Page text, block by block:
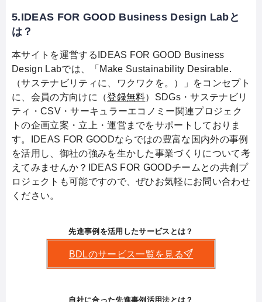
5.IDEAS FOR GOOD Business Design Labと
は？
本サイトを運営するIDEAS FOR GOOD Business
Design Labでは、「Make Sustainability Desirable.
（サステナビリティに、ワクワクを。）」をコンセプト
に、会員の方向けに（登録無料）SDGs・サステナビリ
ティ・CSV・サーキュラーエコノミー関連プロジェク
トの企画立案・立上・運営までをサポートしておりま
す。IDEAS FOR GOODならではの豊富な国内外の事例
を活用し、御社の強みを生かした事業づくりについて考
えてみませんか？IDEAS FOR GOODチームとの共創プ
ロジェクトも可能ですので、ぜひお気軽にお問い合わせ
ください。
先進事例を活用したサービスとは？
BDLのサービス一覧を見る
自社に合った先進事例活用法とは？